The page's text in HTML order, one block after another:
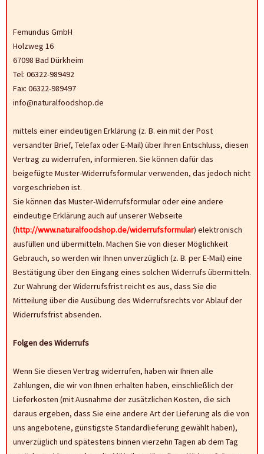
Femundus GmbH
Holzweg 16
67098 Bad Dürkheim
Tel: 06322-989492
Fax: 06322-989497
info@naturalfoodshop.de
mittels einer eindeutigen Erklärung (z. B. ein mit der Post
versandter Brief, Telefax oder E-Mail) über Ihren Entschluss, diesen
Vertrag zu widerrufen, informieren. Sie können dafür das
beigefügte Muster-Widerrufsformular verwenden, das jedoch nicht
vorgeschrieben ist.
Sie können das Muster-Widerrufsformular oder eine andere
eindeutige Erklärung auch auf unserer Webseite
(http://www.naturalfoodshop.de/widerrufsformular) elektronisch
ausfüllen und übermitteln. Machen Sie von dieser Möglichkeit
Gebrauch, so werden wir Ihnen unverzüglich (z. B. per E-Mail) eine
Bestätigung über den Eingang eines solchen Widerrufs übermitteln.
Zur Wahrung der Widerrufsfrist reicht es aus, dass Sie die
Mitteilung über die Ausübung des Widerrufsrechts vor Ablauf der
Widerrufsfrist absenden.
Folgen des Widerrufs
Wenn Sie diesen Vertrag widerrufen, haben wir Ihnen alle
Zahlungen, die wir von Ihnen erhalten haben, einschließlich der
Lieferkosten (mit Ausnahme der zusätzlichen Kosten, die sich
daraus ergeben, dass Sie eine andere Art der Lieferung als die von
uns angebotene, günstigste Standardlieferung gewählt haben),
unverzüglich und spätestens binnen vierzehn Tagen ab dem Tag